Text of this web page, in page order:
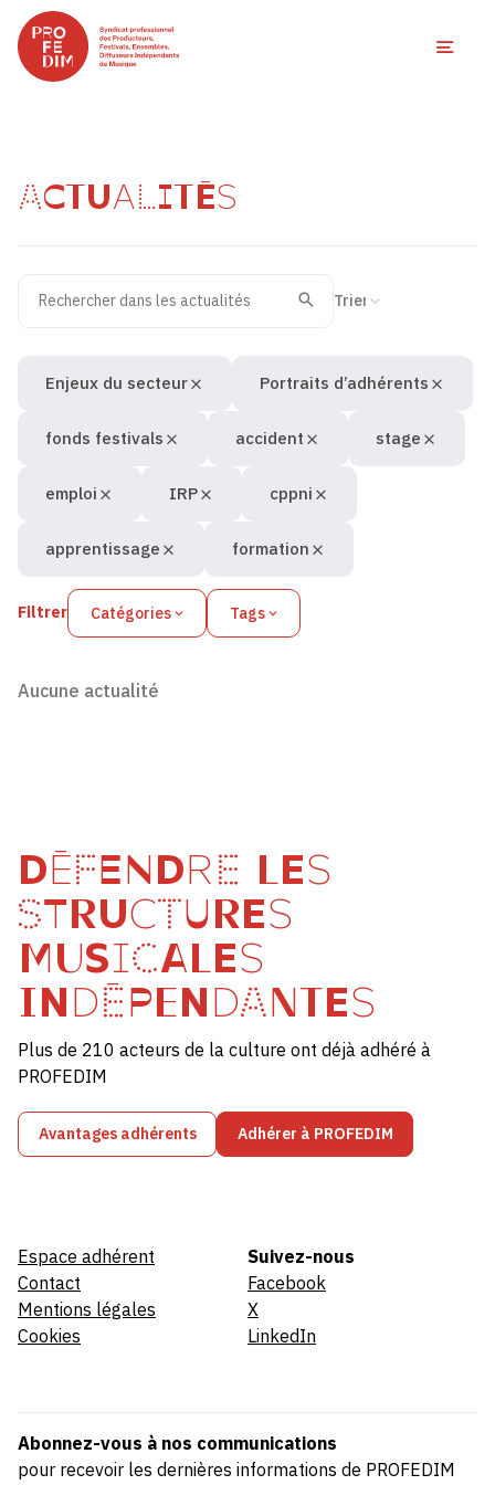
ACTUALITÉS
Recherche
Valider
Filtrer Catégories Tags
Enjeux du secteur Portraits d’adhérents
fonds festivals accident stage
emploi IRP cppni
apprentissage formation
Aucune actualité
DÉFENDRE LES
STRUCTURES
MUSICALES
INDÉPENDANTES
Plus de 210 acteurs de la culture ont déjà adhéré à
PROFEDIM
Avantages adhérents Adhérer à PROFEDIM
Espace adhérent
Contact
Mentions légales
Cookies
Suivez-nous
Facebook
X
LinkedIn
Abonnez-vous à nos communications
pour recevoir les dernières informations de PROFEDIM